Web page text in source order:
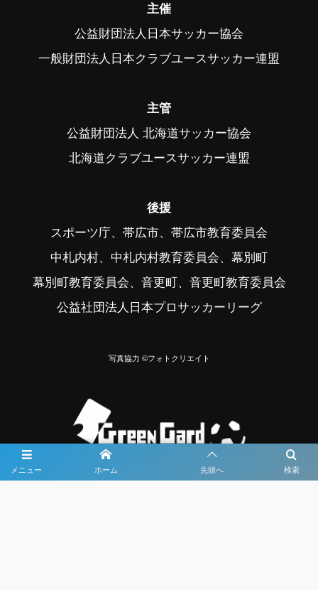
メニュー 検索
ホーム 先頭へ
主催
公益財団法人日本サッカー協会
一般財団法人日本クラブユースサッカー連盟
主管
公益財団法人 北海道サッカー協会
北海道クラブユースサッカー連盟
後援
スポーツ庁、帯広市、帯広市教育委員会
中札内村、中札内村教育委員会、幕別町
幕別町教育委員会、音更町、音更町教育委員会
公益社団法人日本プロサッカーリーグ
写真協力 ©フォトクリエイト